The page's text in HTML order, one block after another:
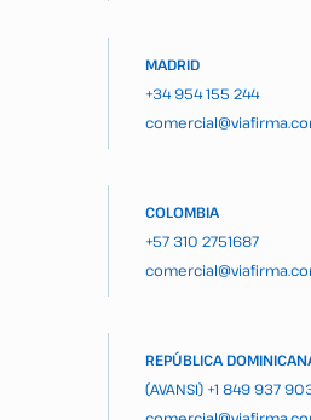
MADRID
+34 954 155 244
COLOMBIA
+57 310 2751687
REPÚBLICA
(AVANSI) +1 849 937